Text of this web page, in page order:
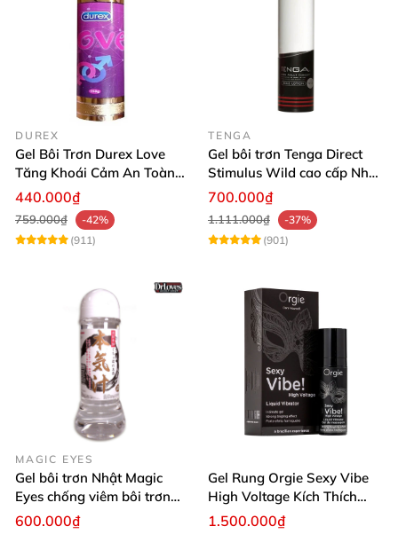
DUREX
Gel Bôi Trơn Durex Love
Tăng Khoái Cảm An Toàn
Cho Nữ
440.000₫
759.000₫
-42%
(911)
TENGA
Gel bôi trơn Tenga Direct
Stimulus Wild cao cấp Nhật
Bản 170ml
700.000₫
1.111.000₫
-37%
(901)
MAGIC EYES
Gel bôi trơn Nhật Magic
Eyes chống viêm bôi trơn
cực mượt 360ml
600.000₫
Gel Rung Orgie Sexy Vibe
High Voltage Kích Thích
Ham Muốn
1.500.000₫